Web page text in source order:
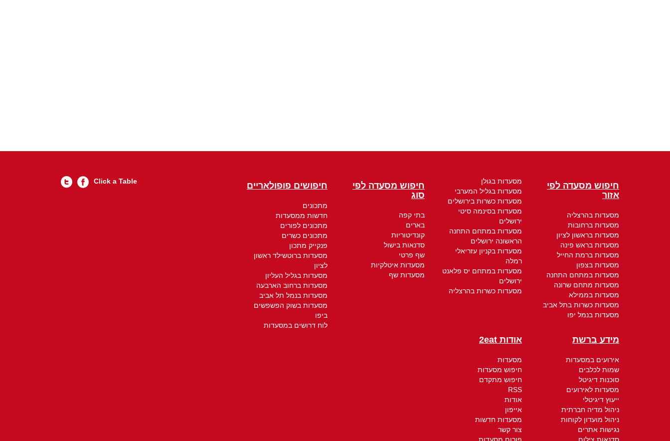
חיפוש מסעדה לפי
אזור
מסעדות בהרצליה
מסעדות ברחובות
מסעדות בראשון לציון
מסעדות בראש פינה
מסעדות ברמת החייל
מסעדות בצפון
מסעדות במתחם התחנה
מסעדות מתחם שרונה
מסעדות בממילא
מסעדות כשרות בתל אביב
מסעדות בנמל יפו
מסעדות בגולן
מסעדות בגליל המערבי
מסעדות כשרות בירושלים
מסעדות בסינמה סיטי
ירושלים
מסעדות במתחם התחנה
הראשונה ירושלים
מסעדות בקניון עזריאלי
רמלה
מסעדות במתחם יס פלאנט
ירושלים
מסעדות כשרות בהרצליה
חיפוש מסעדה לפי
סוג
בתי קפה
בארים
קונדיטוריות
סדנאות בישול
שף פרטי
מסעדות איטלקיות
מסעדות שף
חיפושים פופולאריים
מתכונים
חדשות ממסעדות
מתכונים לפורים
מתכונים כשרים
פנקייק מתכון
מסעדות ברוטשילד ראשון
לציון
מסעדות בגליל העליון
מסעדות ברחוב הארבעה
מסעדות בנמל תל אביב
מסעדות בשוק הפשפשים
ביפו
לוח דרושים במסעדות
מידע ברשת
אירועים במסעדות
שמות לכלבים
סוכנות דיגיטל
מסעדות לאירועים
ייעוץ דיגיטלי
ניהול מדיה חברתית
ניהול מועדון לקוחות
נגישות אתרים
סדנאות צילום
אודות 2eat
מסעדות
חיפוש מסעדות
חיפוש מתקדם
RSS
אודות
אייפון
מסעדות חדשות
צור קשר
פורום מסעדות
Click a Table